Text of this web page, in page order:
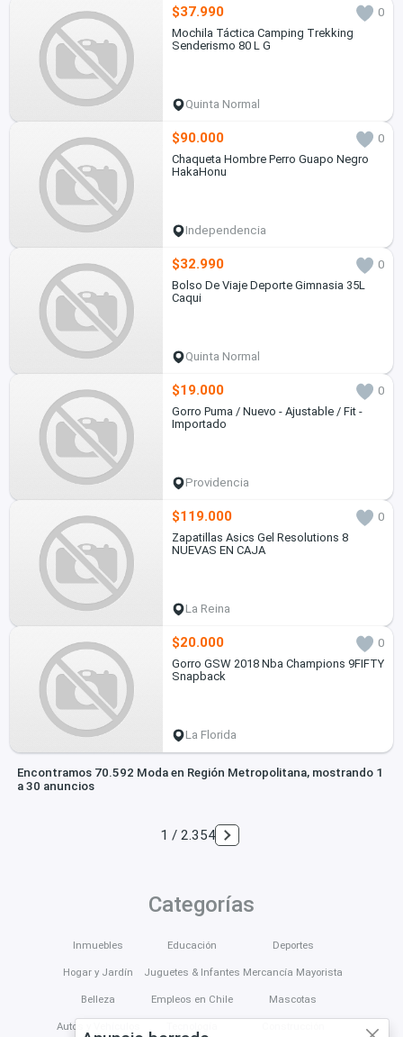
$37.990
0
Mochila Táctica Camping Trekking
Senderismo 80 L G
Quinta Normal
$90.000
0
Chaqueta Hombre Perro Guapo Negro
HakaHonu
Independencia
$32.990
0
Bolso De Viaje Deporte Gimnasia 35L
Caqui
Quinta Normal
$19.000
0
Gorro Puma / Nuevo - Ajustable / Fit -
Importado
Providencia
$119.000
0
Zapatillas Asics Gel Resolutions 8
NUEVAS EN CAJA
La Reina
$20.000
0
Gorro GSW 2018 Nba Champions 9FIFTY
Snapback
La Florida
Encontramos 70.592 Moda en Región Metropolitana, mostrando 1
a 30 anuncios
1 / 2.354
Categorías
Inmuebles
Hogar y Jardín
Belleza
Autos y Vehículos
Educación
Juguetes & Infantes
Empleos en Chile
Deportes
Mercancía Mayorista
Mascotas